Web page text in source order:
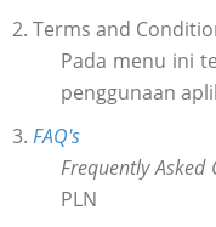
2. Terms and
Pada menu ini
penggunaan
3. FAQ's
Frequently Asked
PLN